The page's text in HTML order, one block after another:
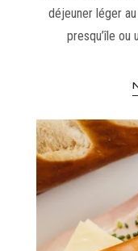
déjeuner léger
presqu’île ou